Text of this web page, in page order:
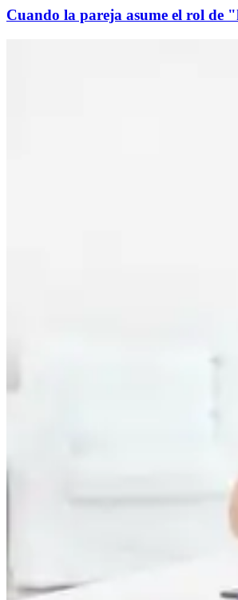
Cuando la pareja asume el rol de